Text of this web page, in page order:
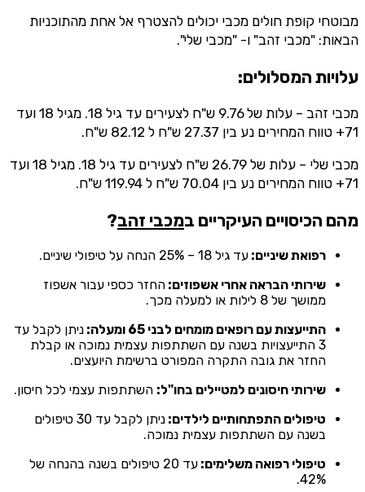
מבוטחי קופת חולים מכבי יכולים להצטרף אל אחת מהתוכניות
הבאות: "מכבי זהב" ו- "מכבי שלי".
עלויות המסלולים:
מכבי זהב – עלות של 9.76 ש"ח לצעירים עד גיל 18. מגיל 18 ועד
71+ טווח המחירים נע בין 27.37 ש"ח ל 82.12 ש"ח.
מכבי שלי – עלות של 26.79 ש"ח לצעירים עד גיל 18. מגיל 18 ועד
71+ טווח המחירים נע בין 70.04 ש"ח ל 119.94 ש"ח.
מהם הכיסויים העיקריים במכבי זהב?
רפואת שיניים: עד גיל 18 – 25% הנחה על טיפולי שיניים.
שירותי הבראה אחרי אשפוזים: החזר כספי עבור אשפוז
ממושך של 8 לילות או למעלה מכך.
התייעצות עם רופאים מומחים לבני 65 ומעלה:
ניתן לקבל עד
3 התייעצויות בשנה עם השתתפות עצמית נמוכה או קבלת
החזר את גובה התקרה המפורט ברשימת היועצים.
שירותי חיסונים למטיילים בחו"ל: השתתפות עצמי לכל חיסון.
טיפולים התפתחותיים לילדים:
ניתן לקבל עד 30 טיפולים
בשנה עם השתתפות עצמית נמוכה.
טיפולי רפואה משלימים:
עד 20 טיפולים בשנה בהנחה של
42%.